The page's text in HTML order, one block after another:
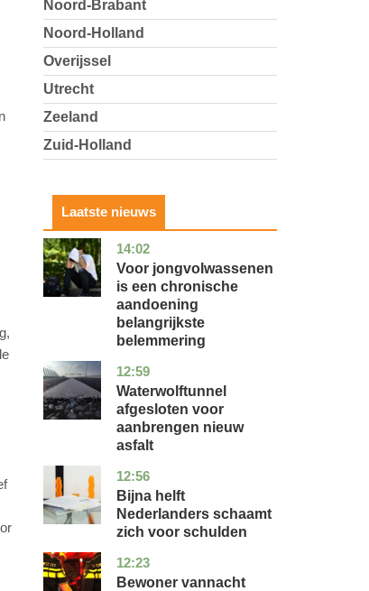
Noord-Brabant
Noord-Holland
Overijssel
Utrecht
Zeeland
Zuid-Holland
Laatste nieuws
14:02
utrecht
gezondheid
Voor jongvolwassenen
is een chronische
aandoening
belangrijkste
belemmering
12:59
noord-
holland
nieuws
Waterwolftunnel
afgesloten voor
aanbrengen nieuw
asfalt
12:56
noord-
holland
economie
Bijna helft
Nederlanders schaamt
zich voor schulden
12:23
zuid-
holland
nieuws
Bewoner vannacht